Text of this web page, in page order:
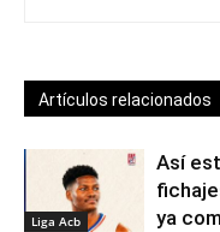
Artículos relacionados
Liga Acb
Así
ya